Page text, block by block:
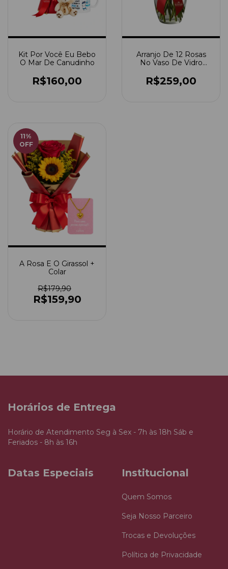
Kit Por Você Eu Bebo
O Mar De Canudinho
R$160,00
Arranjo De 12 Rosas
No Vaso De Vidro
Rosas)
R$259,00
11%
OFF
A Rosa E O Girassol +
Colar
R$179,90
R$159,90
Horários de Entrega
Horário de Atendimento Seg à Sex - 7h às 18h Sáb e
Feriados - 8h às 16h
Datas Especiais Institucional
Quem Somos
Seja Nosso Parceiro
Trocas e Devoluções
Política de Privacidade